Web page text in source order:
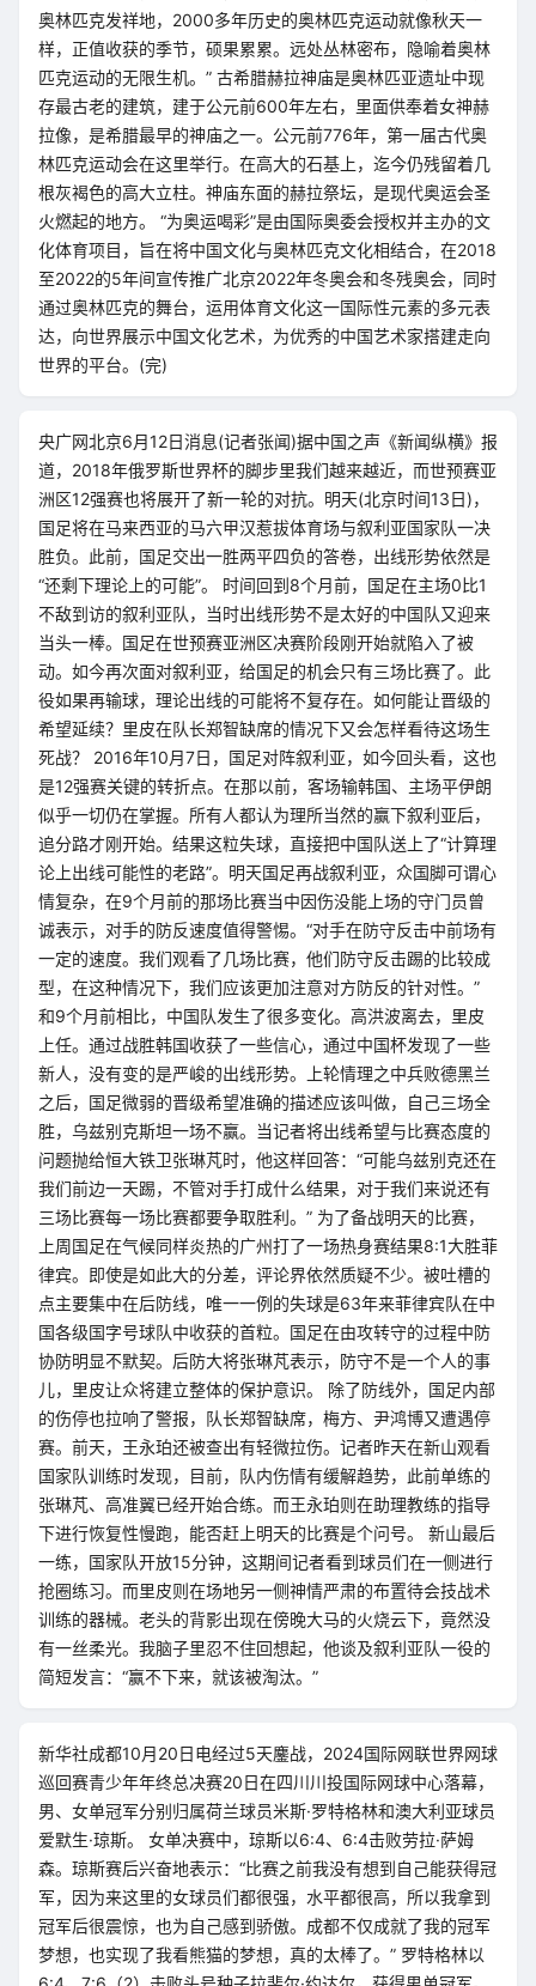
奥林匹克发祥地，2000多年历史的奥林匹克运动就像秋天一
样，正值收获的季节，硕果累累。远处丛林密布，隐喻着奥林
匹克运动的无限生机。” 古希腊赫拉神庙是奥林匹亚遗址中现
存最古老的建筑，建于公元前600年左右，里面供奉着女神赫
拉像，是希腊最早的神庙之一。公元前776年，第一届古代奥
林匹克运动会在这里举行。在高大的石基上，迄今仍残留着几
根灰褐色的高大立柱。神庙东面的赫拉祭坛，是现代奥运会圣
火燃起的地方。 “为奥运喝彩”是由国际奥委会授权并主办的文
化体育项目，旨在将中国文化与奥林匹克文化相结合，在2018
至2022的5年间宣传推广北京2022年冬奥会和冬残奥会，同时
通过奥林匹克的舞台，运用体育文化这一国际性元素的多元表
达，向世界展示中国文化艺术，为优秀的中国艺术家搭建走向
世界的平台。(完)
央广网北京6月12日消息(记者张闻)据中国之声《新闻纵横》报
道，2018年俄罗斯世界杯的脚步里我们越来越近，而世预赛亚
洲区12强赛也将展开了新一轮的对抗。明天(北京时间13日)，
国足将在马来西亚的马六甲汉惹拔体育场与叙利亚国家队一决
胜负。此前，国足交出一胜两平四负的答卷，出线形势依然是
“还剩下理论上的可能”。 时间回到8个月前，国足在主场0比1
不敌到访的叙利亚队，当时出线形势不是太好的中国队又迎来
当头一棒。国足在世预赛亚洲区决赛阶段刚开始就陷入了被
动。如今再次面对叙利亚，给国足的机会只有三场比赛了。此
役如果再输球，理论出线的可能将不复存在。如何能让晋级的
希望延续？里皮在队长郑智缺席的情况下又会怎样看待这场生
死战？ 2016年10月7日，国足对阵叙利亚，如今回头看，这也
是12强赛关键的转折点。在那以前，客场输韩国、主场平伊朗
似乎一切仍在掌握。所有人都认为理所当然的赢下叙利亚后，
追分路才刚开始。结果这粒失球，直接把中国队送上了“计算理
论上出线可能性的老路”。明天国足再战叙利亚，众国脚可谓心
情复杂，在9个月前的那场比赛当中因伤没能上场的守门员曾
诚表示，对手的防反速度值得警惕。“对手在防守反击中前场有
一定的速度。我们观看了几场比赛，他们防守反击踢的比较成
型，在这种情况下，我们应该更加注意对方防反的针对性。”
和9个月前相比，中国队发生了很多变化。高洪波离去，里皮
上任。通过战胜韩国收获了一些信心，通过中国杯发现了一些
新人，没有变的是严峻的出线形势。上轮情理之中兵败德黑兰
之后，国足微弱的晋级希望准确的描述应该叫做，自己三场全
胜，乌兹别克斯坦一场不赢。当记者将出线希望与比赛态度的
问题抛给恒大铁卫张琳芃时，他这样回答：“可能乌兹别克还在
我们前边一天踢，不管对手打成什么结果，对于我们来说还有
三场比赛每一场比赛都要争取胜利。” 为了备战明天的比赛，
上周国足在气候同样炎热的广州打了一场热身赛结果8:1大胜菲
律宾。即使是如此大的分差，评论界依然质疑不少。被吐槽的
点主要集中在后防线，唯一一例的失球是63年来菲律宾队在中
国各级国字号球队中收获的首粒。国足在由攻转守的过程中防
协防明显不默契。后防大将张琳芃表示，防守不是一个人的事
儿，里皮让众将建立整体的保护意识。 除了防线外，国足内部
的伤停也拉响了警报，队长郑智缺席，梅方、尹鸿博又遭遇停
赛。前天，王永珀还被查出有轻微拉伤。记者昨天在新山观看
国家队训练时发现，目前，队内伤情有缓解趋势，此前单练的
张琳芃、高准翼已经开始合练。而王永珀则在助理教练的指导
下进行恢复性慢跑，能否赶上明天的比赛是个问号。 新山最后
一练，国家队开放15分钟，这期间记者看到球员们在一侧进行
抢圈练习。而里皮则在场地另一侧神情严肃的布置待会技战术
训练的器械。老头的背影出现在傍晚大马的火烧云下，竟然没
有一丝柔光。我脑子里忍不住回想起，他谈及叙利亚队一役的
简短发言：“赢不下来，就该被淘汰。”
新华社成都10月20日电经过5天鏖战，2024国际网联世界网球
巡回赛青少年年终总决赛20日在四川川投国际网球中心落幕，
男、女单冠军分别归属荷兰球员米斯·罗特格林和澳大利亚球员
爱默生·琼斯。 女单决赛中，琼斯以6:4、6:4击败劳拉·萨姆
森。琼斯赛后兴奋地表示：“比赛之前我没有想到自己能获得冠
军，因为来这里的女球员们都很强，水平都很高，所以我拿到
冠军后很震惊，也为自己感到骄傲。成都不仅成就了我的冠军
梦想，也实现了我看熊猫的梦想，真的太棒了。” 罗特格林以